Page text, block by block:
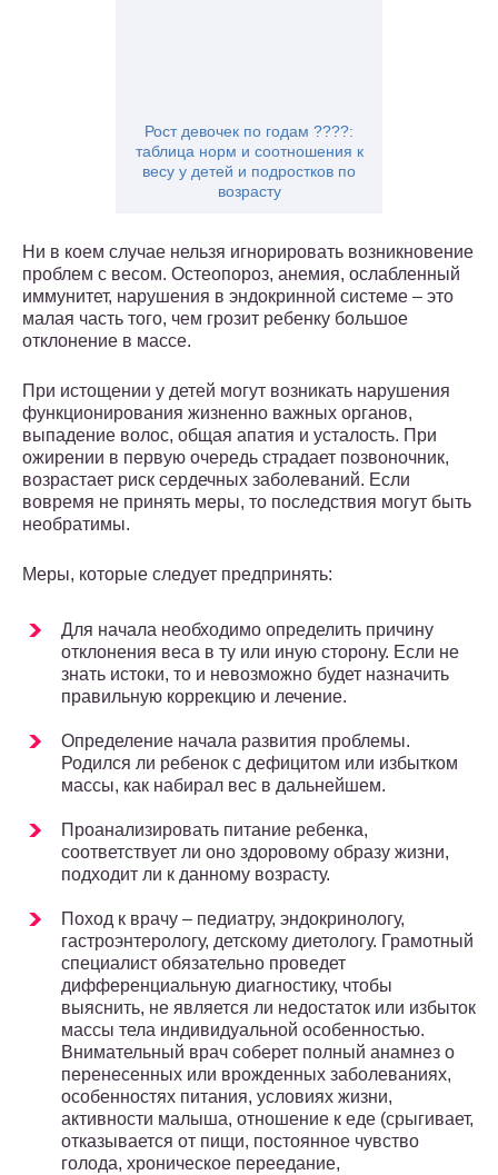
Рост девочек по годам ????:
таблица норм и соотношения к
весу у детей и подростков по
возрасту
Ни в коем случае нельзя игнорировать возникновение
проблем с весом. Остеопороз, анемия, ослабленный
иммунитет, нарушения в эндокринной системе – это
малая часть того, чем грозит ребенку большое
отклонение в массе.
При истощении у детей могут возникать нарушения
функционирования жизненно важных органов,
выпадение волос, общая апатия и усталость. При
ожирении в первую очередь страдает позвоночник,
возрастает риск сердечных заболеваний. Если
вовремя не принять меры, то последствия могут быть
необратимы.
Меры, которые следует предпринять:
Для начала необходимо определить причину
отклонения веса в ту или иную сторону. Если не
знать истоки, то и невозможно будет назначить
правильную коррекцию и лечение.
Определение начала развития проблемы.
Родился ли ребенок с дефицитом или избытком
массы, как набирал вес в дальнейшем.
Проанализировать питание ребенка,
соответствует ли оно здоровому образу жизни,
подходит ли к данному возрасту.
Поход к врачу – педиатру, эндокринологу,
гастроэнтерологу, детскому диетологу. Грамотный
специалист обязательно проведет
дифференциальную диагностику, чтобы
выяснить, не является ли недостаток или избыток
массы тела индивидуальной особенностью.
Внимательный врач соберет полный анамнез о
перенесенных или врожденных заболеваниях,
особенностях питания, условиях жизни,
активности малыша, отношение к еде (срыгивает,
отказывается от пищи, постоянное чувство
голода, хроническое переедание,